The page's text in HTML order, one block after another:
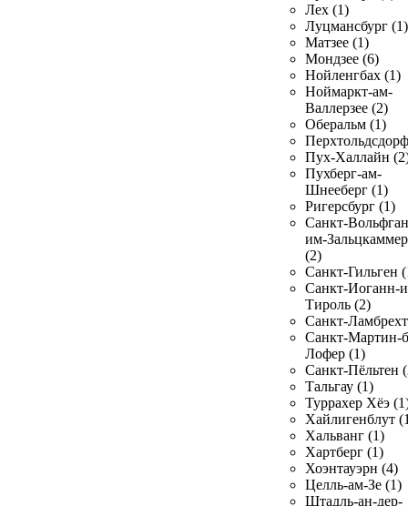
Лех (1)
Луцмансбург (1)
Матзее (1)
Мондзее (6)
Нойленгбах (1)
Ноймаркт-ам-
Валлерзее (2)
Оберальм (1)
Пух-Халлайн
Пухберг-ам-
Шнееберг (1)
Ригерсбург (1)
Санкт-
им-
(2)
Санкт-Гильген
Санкт-Иоганн-
Тироль (2)
Санкт-
Санкт-Мартин-
Лофер (1)
Санкт-Пёльтен
Тальгау (1)
Туррахер Хёэ
Хайлигенблут
Хальванг (1)
Хартберг (1)
Хоэнтауэрн (4)
Целль-ам-Зе (1)
Штадль-ан-дер-